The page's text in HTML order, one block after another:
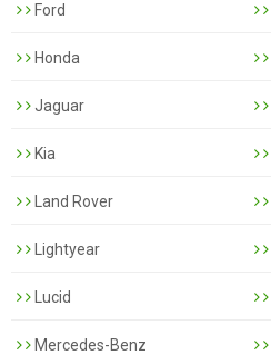
Ford
Honda
Jaguar
Kia
Land Rover
Lightyear
Lucid
Mercedes-Benz